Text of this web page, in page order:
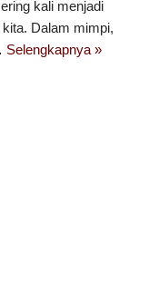
kali menjadi
Dalam mimpi,
Selengkapnya »